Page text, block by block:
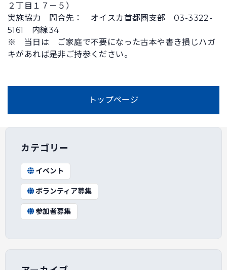
２丁目１７－５）
実施協力 問合先： オイスカ首都圏支部 03-3322-
5161 内線34
※ 当日は ご家庭で不要になった古本や書き損じハガ
キがあれば是非ご持参ください。
トップページ
カテゴリー
イベント
ボランティア募集
参加者募集